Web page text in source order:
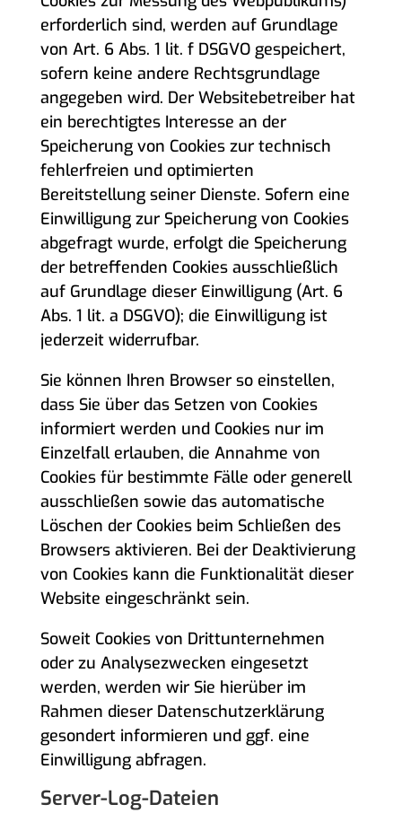
erforderlich sind, werden auf Grundlage
von Art. 6 Abs. 1 lit. f DSGVO gespeichert,
sofern keine andere Rechtsgrundlage
angegeben wird. Der Websitebetreiber hat
ein berechtigtes Interesse an der
Speicherung von Cookies zur technisch
fehlerfreien und optimierten
Bereitstellung seiner Dienste. Sofern eine
Einwilligung zur Speicherung von Cookies
abgefragt wurde, erfolgt die Speicherung
der betreffenden Cookies ausschließlich
auf Grundlage dieser Einwilligung (Art. 6
Abs. 1 lit. a DSGVO); die Einwilligung ist
jederzeit widerrufbar.
Sie können Ihren Browser so einstellen,
dass Sie über das Setzen von Cookies
informiert werden und Cookies nur im
Einzelfall erlauben, die Annahme von
Cookies für bestimmte Fälle oder generell
ausschließen sowie das automatische
Löschen der Cookies beim Schließen des
Browsers aktivieren. Bei der Deaktivierung
von Cookies kann die Funktionalität dieser
Website eingeschränkt sein.
Soweit Cookies von Drittunternehmen
oder zu Analysezwecken eingesetzt
werden, werden wir Sie hierüber im
Rahmen dieser Datenschutzerklärung
gesondert informieren und ggf. eine
Einwilligung abfragen.
Server-Log-Dateien